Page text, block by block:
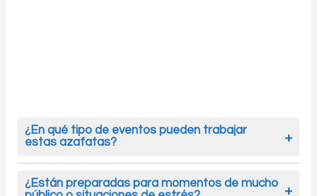
¿En qué tipo de eventos pueden trabajar
estas azafatas?
Estas azafatas pueden trabajar en ferias,
congresos, exposiciones, jornadas corporativas,
¿Están preparadas para momentos de mucho